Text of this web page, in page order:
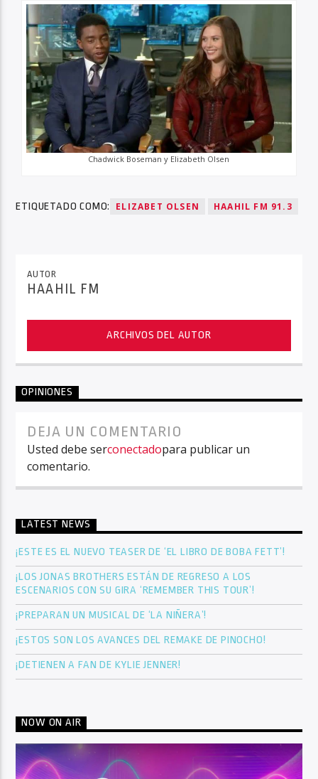
Chadwick Boseman y Elizabeth Olsen
ETIQUETADO COMO: ELIZABET OLSEN HAAHIL FM 91.3
AUTOR
HAAHIL FM
ARCHIVOS DEL AUTOR
OPINIONES
DEJA UN COMENTARIO
Usted debe serconectadopara publicar un
comentario.
LATEST NEWS
¡ESTE ES EL NUEVO TEASER DE ‘EL LIBRO DE BOBA FETT’!
¡LOS JONAS BROTHERS ESTÁN DE REGRESO A LOS
ESCENARIOS CON SU GIRA ‘REMEMBER THIS TOUR’!
¡PREPARAN UN MUSICAL DE ‘LA NIÑERA’!
¡ESTOS SON LOS AVANCES DEL REMAKE DE PINOCHO!
¡DETIENEN A FAN DE KYLIE JENNER!
NOW ON AIR